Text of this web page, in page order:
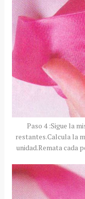
Paso 4 :Sigue la
restantes.Calcula la
unidad.Remata cada